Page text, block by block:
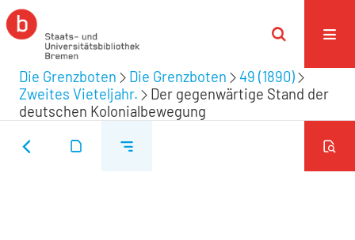
Die Grenzboten Die Grenzboten
49 (1890)
Zweites Vieteljahr.
Der gegenwärtige Stand der
deutschen Kolonialbewegung